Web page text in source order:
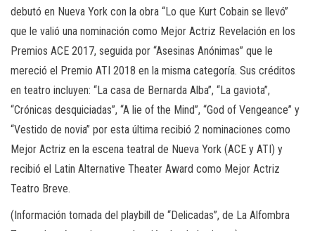
debutó en Nueva York con la obra “Lo que Kurt Cobain se llevó”
que le valió una nominación como Mejor Actriz Revelación en los
Premios ACE 2017, seguida por “Asesinas Anónimas” que le
mereció el Premio ATI 2018 en la misma categoría. Sus créditos
en teatro incluyen: “La casa de Bernarda Alba”, “La gaviota”,
“Crónicas desquiciadas”, “A lie of the Mind”, “God of Vengeance” y
“Vestido de novia” por esta última recibió 2 nominaciones como
Mejor Actriz en la escena teatral de Nueva York (ACE y ATI) y
recibió el Latin Alternative Theater Award como Mejor Actriz
Teatro Breve.
(Información tomada del playbill de “Delicadas”, de La Alfombra